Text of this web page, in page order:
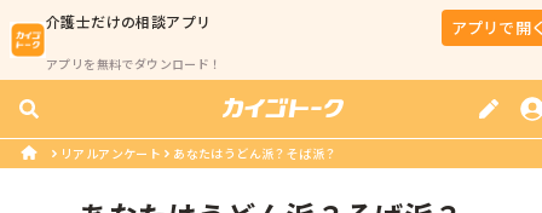
介護士だけの相談アプリ
アプリを無料でダウンロード！
アプリで開
リアルアンケート あなたはうどん派？そば派？